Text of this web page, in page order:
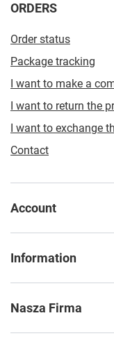
ORDERS
Order status
Package tracking
I want to make a
I want to return the
I want to exchange
Contact
Account
Information
Nasza Firma